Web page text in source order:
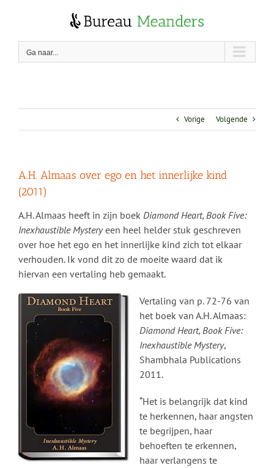
Ga naar...
Vorige Volgende
A.H. Almaas over ego en het innerlijke kind
(2011)
A.H. Almaas heeft in zijn boek Diamond Heart, Book Five:
Inexhaustible Mysteryeen heel helder stuk geschreven
over hoe het ego en het innerlijke kind zich tot elkaar
verhouden. Ik vond dit zo de moeite waard dat ik
hiervan een vertaling heb gemaakt.
Vertaling van p. 72-76 van
het boek van A.H. Almaas:
Diamond Heart, Book Five:
Inexhaustible Mystery,
Shambhala Publications
2011.
“Het is belangrijk dat kind
te herkennen, haar angsten
te begrijpen, haar
behoeften te erkennen,
haar verlangens te